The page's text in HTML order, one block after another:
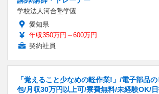
学校法人河合塾学園
愛知県
年収350万円～600万円
契約社員
「覚えること少なめの軽作業!」/電子部品
包/月収30万円以上可/寮費無料/未経験OK/